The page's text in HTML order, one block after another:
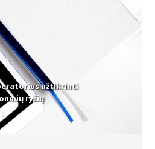
užtikrinti
ryšių